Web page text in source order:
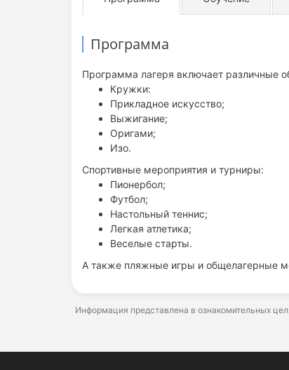
Программа
Программа лагеря включает различные
Кружки:
Прикладное искусство;
Выжигание;
Оригами;
Изо.
Спортивные мероприятия и турниры:
Пионербол;
Футбол;
Настольный теннис;
Легкая атлетика;
Веселые старты.
А также пляжные игры и общелагерные
Информация представлена в ознакомительных